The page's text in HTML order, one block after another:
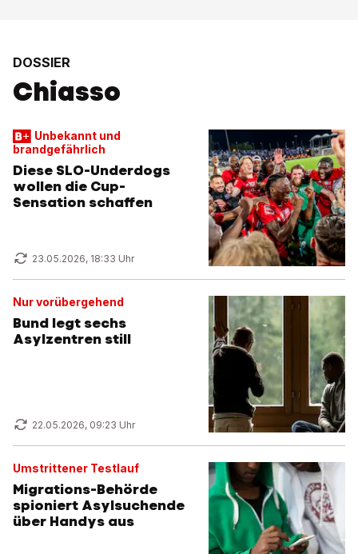
DOSSIER
Chiasso
Unbekannt und
brandgefährlich
Diese SLO-Underdogs
wollen die Cup-
Sensation schaffen
23.05.2026, 18:33 Uhr
Nur vorübergehend
Bund legt sechs
Asylzentren still
22.05.2026, 09:23 Uhr
Umstrittener Testlauf
Migrations-Behörde
spioniert Asylsuchende
über Handys aus